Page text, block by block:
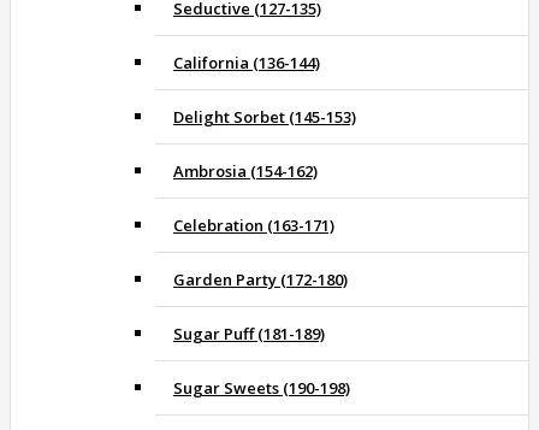
Seductive (127-135)
California (136-144)
Delight Sorbet (145-153)
Ambrosia (154-162)
Celebration (163-171)
Garden Party (172-180)
Sugar Puff (181-189)
Sugar Sweets (190-198)